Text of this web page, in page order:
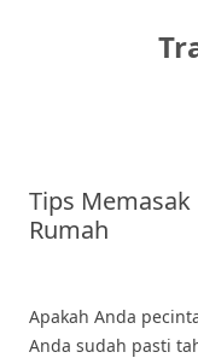
Tips
Rumah
Apakah Anda
Anda sudah pasti